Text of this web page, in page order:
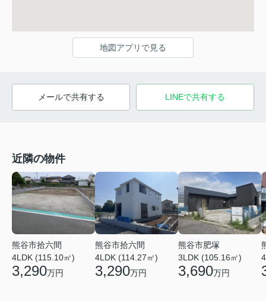
地図アプリで見る
メールで共有する LINEで共有する
近隣の物件
熊谷市拾六間
4LDK (115.10㎡)
3,290万円
熊谷市拾六間
4LDK (114.27㎡)
3,290万円
熊谷市肥塚
3LDK (105.16㎡)
3,690万円